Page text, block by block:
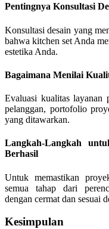
Pentingnya Konsultasi
Konsultasi desain yang
bahwa kitchen set Anda
estetika Anda.
Bagaimana Menilai
Evaluasi kualitas layanan
pelanggan, portofolio
yang ditawarkan.
Langkah-Langkah
Berhasil
Untuk memastikan
semua tahap dari
dengan cermat dan sesuai
Kesimpulan